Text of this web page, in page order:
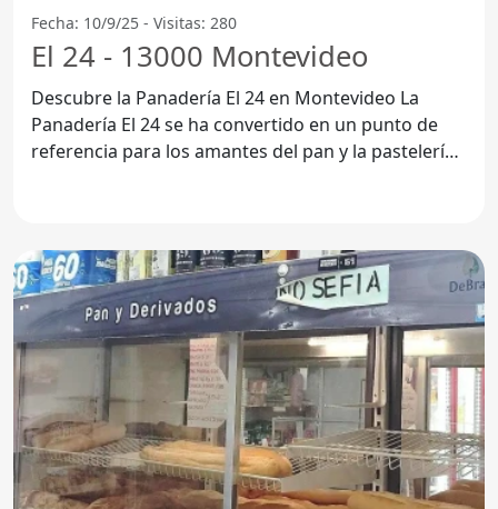
Fecha: 10/9/25 - Visitas: 280
El 24 - 13000 Montevideo
Descubre la Panadería El 24 en Montevideo La
Panadería El 24 se ha convertido en un punto de
referencia para los amantes del pan y la pastelería